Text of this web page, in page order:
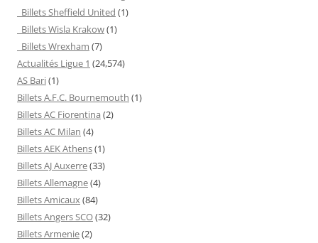
Billets Sheffield United (1)
Billets Wisla Krakow(1)
Billets Wrexham (7)
Actualités Ligue 1 (24,574)
AS Bari(1)
Billets A.F.C. Bournemouth (1)
Billets AC Fiorentina (2)
Billets AC Milan (4)
Billets AEK Athens(1)
Billets AJ Auxerre(33)
Billets Allemagne(4)
Billets Amicaux(84)
Billets Angers SCO(32)
Billets Armenie(2)